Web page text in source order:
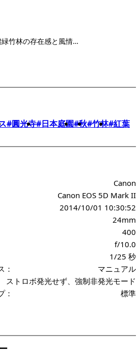
竹林の存在感と風情…
#圓光寺#日本庭園#秋#竹林#紅葉
Canon
Canon EOS 5D Mark II
2014/10/01 10:30:52
24mm
400
f/10.0
1/25 秒
：
マニュアル
ストロボ発光せず、強制非発光モード
：
標準